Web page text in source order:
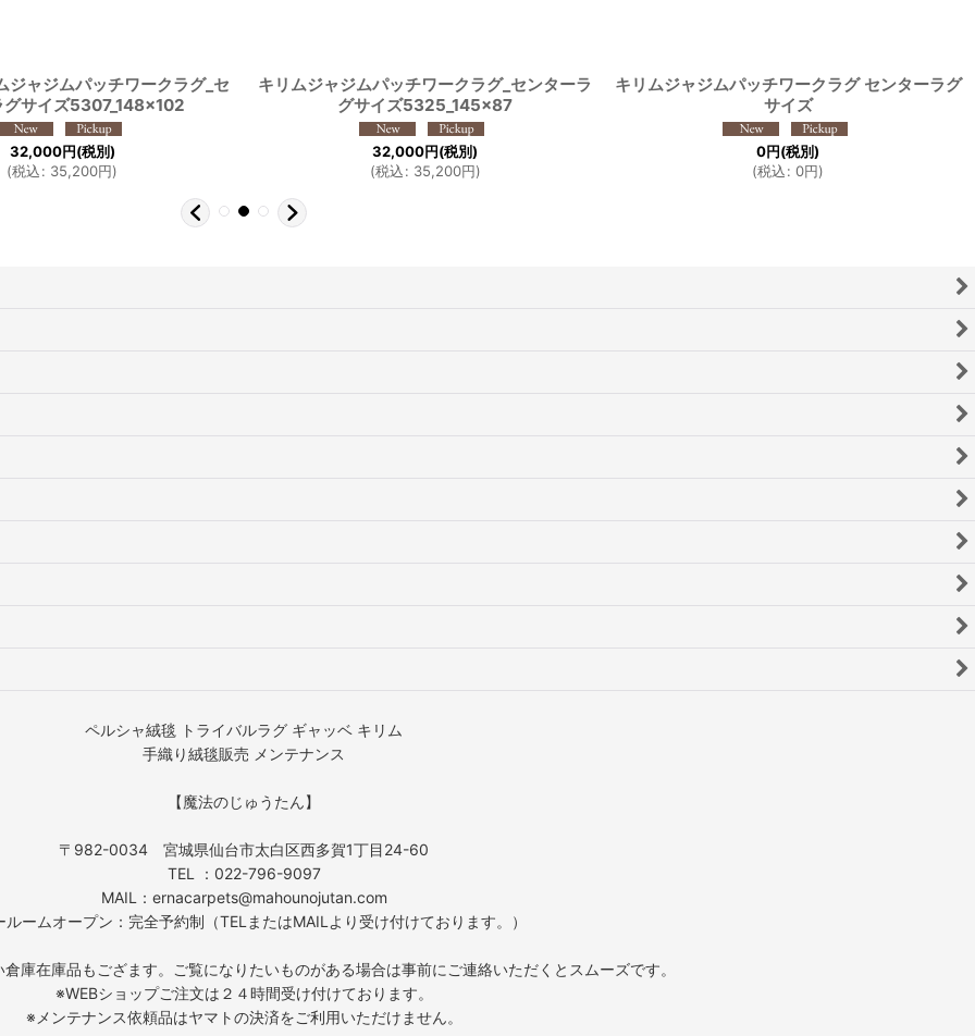
ジャジムパッチワークラグ_セ
グサイズ5307_148×102
32,000円(税別)
(税込: 35,200円)
キリムジャジムパッチワークラグ_センターラ
グサイズ5325_145×87
32,000円(税別)
(税込: 35,200円)
キリムジャジムパッチワークラグ センターラグ
サイズ
0円(税別)
(税込: 0円)
ペルシャ絨毯 トライバルラグ ギャッベ キリム
手織り絨毯販売 メンテナンス
【魔法のじゅうたん】
〒982-0034 宮城県仙台市太白区西多賀1丁目24-60
TEL ：022-796-9097
MAIL：ernacarpets@mahounojutan.com
ルームオープン：完全予約制（TELまたはMAILより受け付けております。）
庫在庫品もござます。ご覧になりたいものがある場合は事前にご連絡いただくとスムーズです。
※WEBショップご注文は２４時間受け付けております。
※メンテナンス依頼品はヤマトの決済をご利用いただけません。